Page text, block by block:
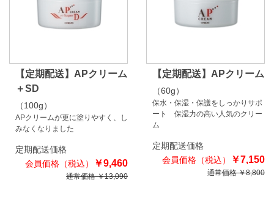
【定期配送】APクリーム
＋SD
（100g）
APクリームが更に塗りやすく、し
みなくなりました
定期配送価格
￥9,460
通常価格 ￥13,090
【定期配送】APクリーム
（60g）
保水・保湿・保護をしっかりサポ
ート 保湿力の高い人気のクリー
ム
定期配送価格
￥7,150
通常価格 ￥8,800